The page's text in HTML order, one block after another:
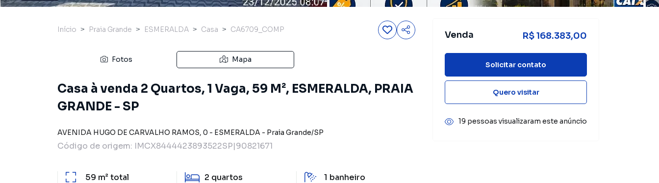
Início Praia Grande ESMERALDA Casa CA6709_COMP
Fotos Mapa
Casa à venda 2 Quartos, 1 Vaga, 59 M², ESMERALDA, PRAIA
GRANDE - SP
AVENIDA HUGO DE CARVALHO RAMOS, 0 - ESMERALDA - Praia Grande/SP
Código de origem: IMCX8444423893522SP|90821671
59 m²total 2 quartos 1 banheiro
Venda R$ 168.383,00
Solicitar contato
Quero visitar
19 pessoas visualizaram este anúncio